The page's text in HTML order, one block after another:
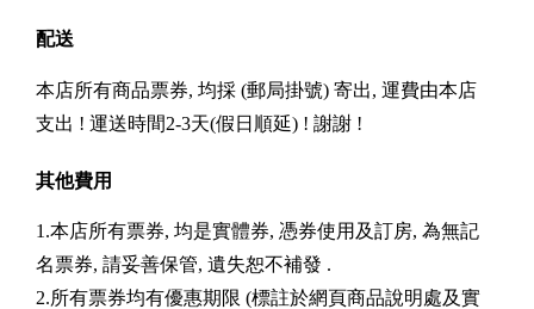
配送
本店所有商品票券, 均採 (郵局掛號) 寄出, 運費由本店
支出 ! 運送時間2-3天(假日順延) ! 謝謝 !
其他費用
1.本店所有票券, 均是實體券, 憑券使用及訂房, 為無記
名票券, 請妥善保管, 遺失恕不補發 .
2.所有票券均有優惠期限 (標註於網頁商品說明處及實